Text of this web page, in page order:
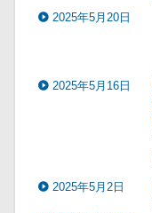
2025年5月20日
2025年5月16日
2025年5月2日